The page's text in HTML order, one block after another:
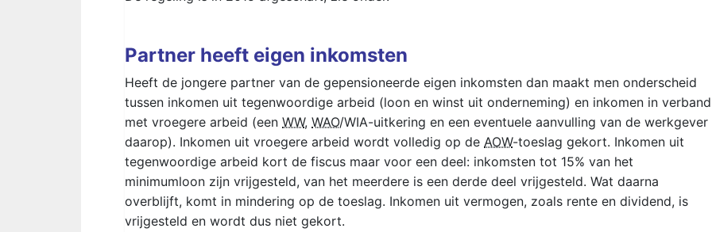
Partner heeft eigen inkomsten
Heeft de jongere partner van de gepensioneerde eigen inkomsten dan maakt men onderscheid
tussen inkomen uit tegenwoordige arbeid (loon en winst uit onderneming) en inkomen in verband
met vroegere arbeid (een WW, WAO/WIA-uitkering en een eventuele aanvulling van de werkgever
daarop). Inkomen uit vroegere arbeid wordt volledig op de AOW-toeslag gekort. Inkomen uit
tegenwoordige arbeid kort de fiscus maar voor een deel: inkomsten tot 15% van het
minimumloon zijn vrijgesteld, van het meerdere is een derde deel vrijgesteld. Wat daarna
overblijft, komt in mindering op de toeslag. Inkomen uit vermogen, zoals rente en dividend, is
vrijgesteld en wordt dus niet gekort.